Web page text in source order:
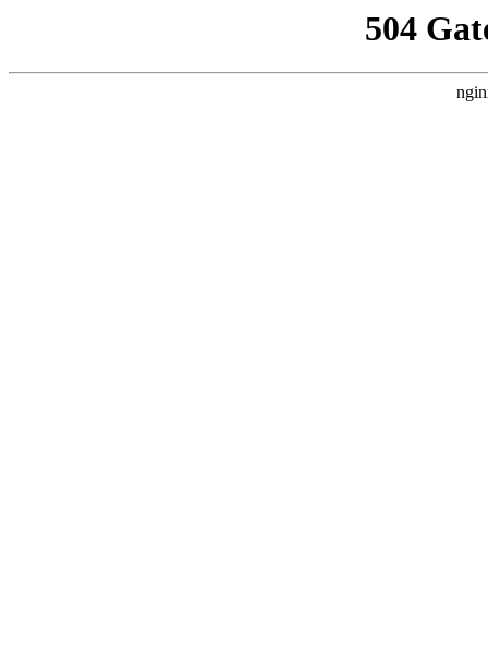
504